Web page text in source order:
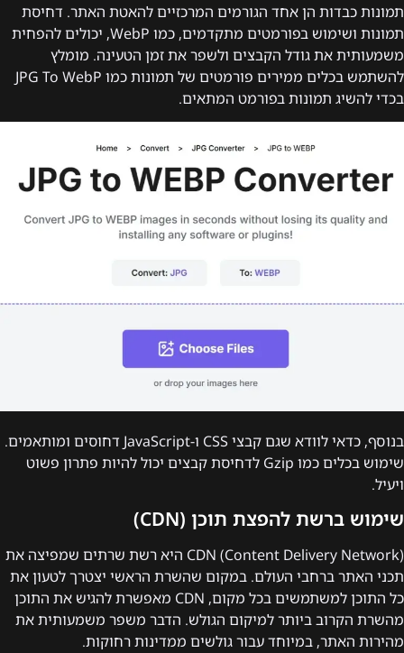
תמונות כבדות הן אחד הגורמים המרכזיים להאטת האתר. דחיסת
תמונות ושימוש בפורמטים מתקדמים, כמו WebP, יכולים להפחית
משמעותית את גודל הקבצים ולשפר את זמן הטעינה. מומלץ
להשתמש בכלים ממירים פורמטים של תמונות כמו JPG To WebP
בכדי להשיג תמונות בפורמט המתאים.
בנוסף, כדאי לוודא שגם קבצי CSS ו-JavaScript דחוסים ומותאמים.
שימוש בכלים כמו Gzip לדחיסת קבצים יכול להיות פתרון פשוט
ויעיל.
שימוש ברשת להפצת תוכן (CDN)
CDN (Content Delivery Network) היא רשת שרתים שמפיצה את
תכני האתר ברחבי העולם. במקום שהשרת הראשי יצטרך לטעון את
כל התוכן למשתמשים בכל מקום, CDN מאפשרת להגיש את התוכן
מהשרת הקרוב ביותר למיקום הגולש. הדבר משפר משמעותית את
מהירות האתר, במיוחד עבור גולשים ממדינות רחוקות.